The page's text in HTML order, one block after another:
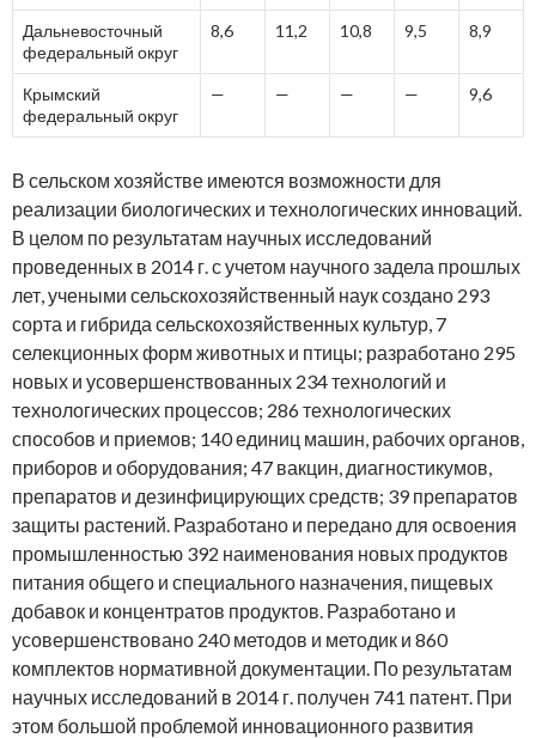
Дальневосточный
федеральный округ
8,6 11,2 10,8 9,5 8,9
Крымский
федеральный округ
— — — — 9,6
В сельском хозяйстве имеются возможности для
реализации биологических и технологических инноваций.
В целом по результатам научных исследований
проведенных в 2014 г. с учетом научного задела прошлых
лет, учеными сельскохозяйственный наук создано 293
сорта и гибрида сельскохозяйственных культур, 7
селекционных форм животных и птицы; разработано 295
новых и усовершенствованных 234 технологий и
технологических процессов; 286 технологических
способов и приемов; 140 единиц машин, рабочих органов,
приборов и оборудования; 47 вакцин, диагностикумов,
препаратов и дезинфицирующих средств; 39 препаратов
защиты растений. Разработано и передано для освоения
промышленностью 392 наименования новых продуктов
питания общего и специального назначения, пищевых
добавок и концентратов продуктов. Разработано и
усовершенствовано 240 методов и методик и 860
комплектов нормативной документации. По результатам
научных исследований в 2014 г. получен 741 патент. При
этом большой проблемой инновационного развития